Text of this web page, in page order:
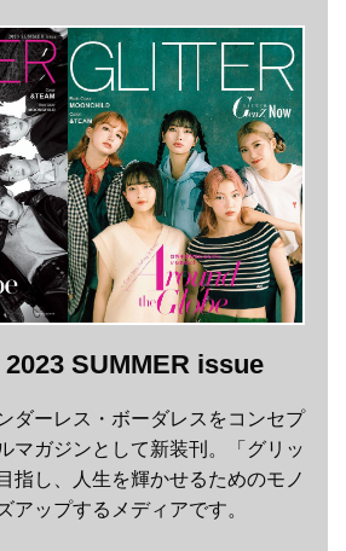
2023 SUMMER issue
ダーレス・ボーダレスをコンセプ
マガジンとして新装刊。「グリッ
指し、人生を輝かせるためのモノ
アップするメディアです。